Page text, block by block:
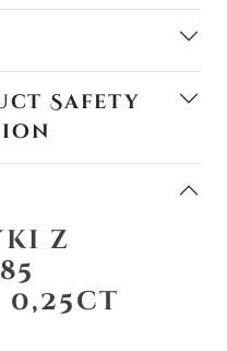
Safety
z